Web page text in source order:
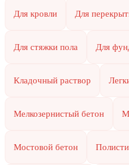
Для кровли Для
Для стяжки пола Для
Кладочный раствор
Мелкозернистый бетон
Мостовой бетон